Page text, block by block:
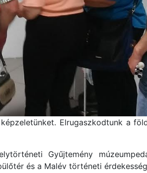
Elrugaszkodtunk a
Gyűjtemény
és a Malév történeti